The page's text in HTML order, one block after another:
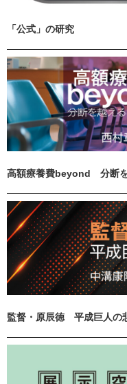
「公式」の研究
高額療養費beyond 分断
監督・原辰徳 平成巨人の